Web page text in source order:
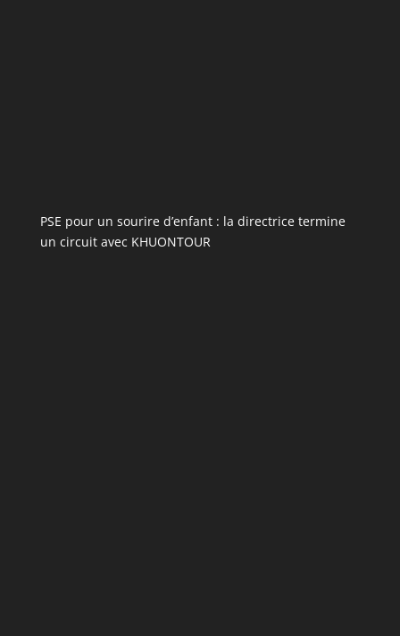
PSE pour un sourire d’enfant : la directrice termine
un circuit avec KHUONTOUR